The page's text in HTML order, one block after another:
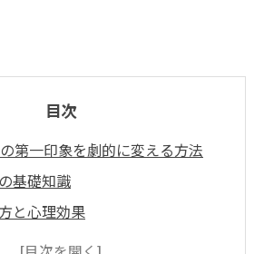
目次
第一印象を劇的に変える方法
基礎知識
と心理効果
テクニックの比較